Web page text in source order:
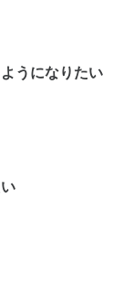
うになりたい